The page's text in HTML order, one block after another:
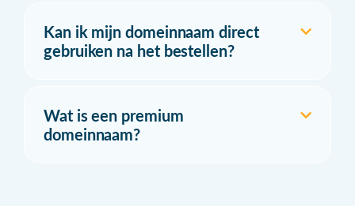
Kan ik mijn domeinnaam direct
gebruiken na het bestellen?
Wat is een premium
domeinnaam?